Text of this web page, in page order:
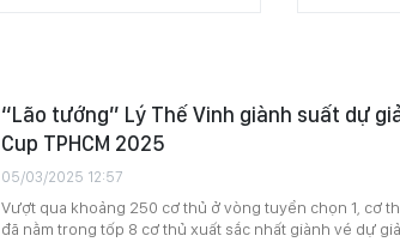
“Lão tướng” Lý Thế Vinh giành suất dự
Cup TPHCM 2025
05/03/2025 12:57
Vượt qua khoảng 250 cơ thủ ở vòng tuyển chọn 1, cơ
đã nằm trong tốp 8 cơ thủ xuất sắc nhất giành vé dự